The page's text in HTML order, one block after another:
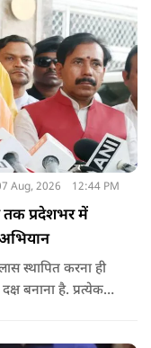
Aug, 2026 12:44 PM
तक प्रदेशभर में
स्थापित करना ही
बनाना है. प्रत्येक